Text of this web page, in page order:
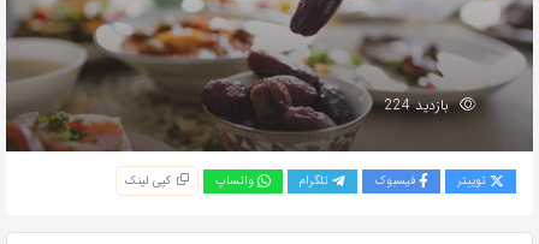
بازدید 224
توییتر فیسبوک تلگرام واتساپ کپی لینک